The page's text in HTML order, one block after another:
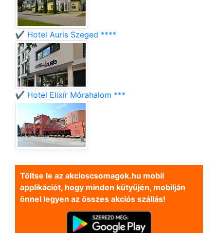
✔️ Hotel Auris Szeged ****
✔️ Hotel Elixír Mórahalom ***
Töltse le az akcioscsomagok.hu mobil
applikációt, hogy minden kütyüjén, mobilján
önnel legyen az összes akciós szállás!